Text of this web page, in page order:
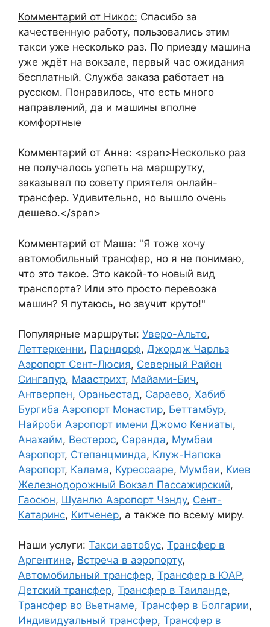
Комментарий от Никос: Спасибо за
качественную работу, пользовались этим
такси уже несколько раз. По приезду машина
уже ждёт на вокзале, первый час ожидания
бесплатный. Служба заказа работает на
русском. Понравилось, что есть много
направлений, да и машины вполне
комфортные
Комментарий от Анна: <span>Несколько раз
не получалось успеть на маршрутку,
заказывал по совету приятеля онлайн-
трансфер. Удивительно, но вышло очень
дешево.</span>
Комментарий от Маша: "Я тоже хочу
автомобильный трансфер, но я не понимаю,
что это такое. Это какой-то новый вид
транспорта? Или это просто перевозка
машин? Я путаюсь, но звучит круто!"
Популярные маршруты: Уверо-Альто,
Леттеркенни, Парндорф, Джордж Чарльз
Аэропорт Сент-Люсия, Северный Район
Сингапур, Маастрихт, Майами-Бич,
Антверпен, Ораньестад, Сараево, Хабиб
Бургиба Аэропорт Монастир, Беттамбур,
Найроби Аэропорт имени Джомо Кениаты,
Анахайм, Вестерос, Саранда, Мумбаи
Аэропорт, Степанцминда, Клуж-Напока
Аэропорт, Калама, Курессааре, Мумбаи, Киев
Железнодорожный Вокзал Пассажирский,
Гаосюн, Шуанлю Аэропорт Чэнду, Сент-
Катаринс, Китченер, а также по всему миру.
Наши услуги: Такси автобус, Трансфер в
Аргентине, Встреча в аэропорту,
Автомобильный трансфер, Трансфер в ЮАР,
Детский трансфер, Трансфер в Таиланде,
Трансфер во Вьетнаме, Трансфер в Болгарии,
Индивидуальный трансфер, Трансфер в